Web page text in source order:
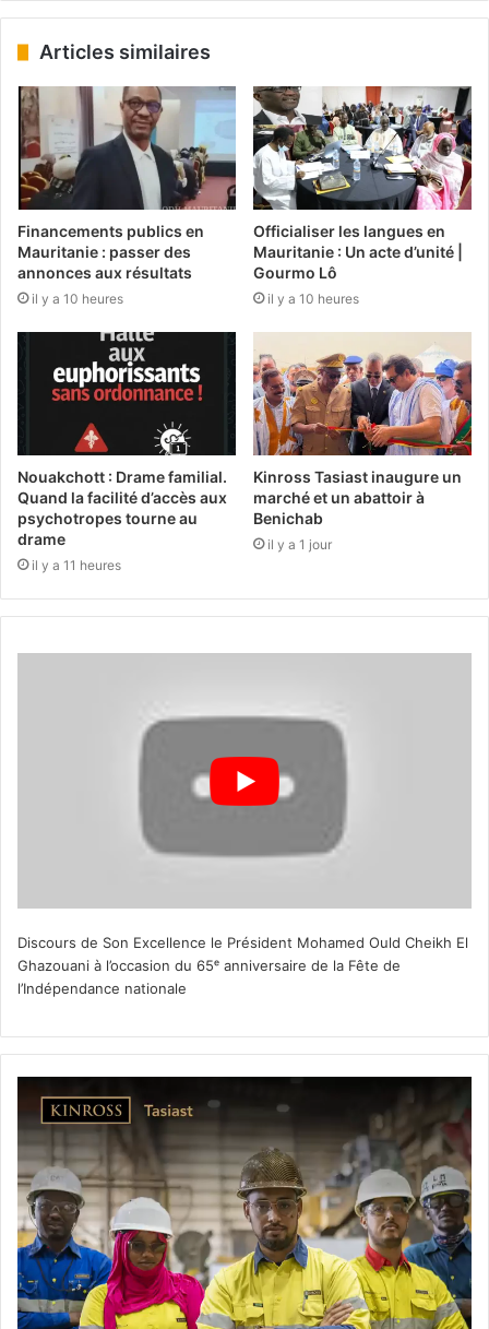
Articles similaires
Financements publics en
Mauritanie : passer des
annonces aux résultats
il y a 10 heures
Officialiser les langues en
Mauritanie : Un acte d’unité |
Gourmo Lô
il y a 10 heures
Nouakchott : Drame familial.
Quand la facilité d’accès aux
psychotropes tourne au
drame
il y a 11 heures
Kinross Tasiast inaugure un
marché et un abattoir à
Benichab
il y a 1 jour
Discours de Son Excellence le Président Mohamed Ould Cheikh El
Ghazouani à l’occasion du 65ᵉ anniversaire de la Fête de
l’Indépendance nationale